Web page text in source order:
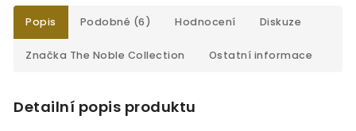
Popis Podobné (6) Hodnocení Diskuze
Značka The Noble Collection Ostatní informace
Detailní popis produktu